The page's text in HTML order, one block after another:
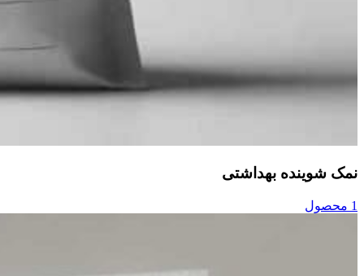
نمک شوینده بهداشتی
1 محصول